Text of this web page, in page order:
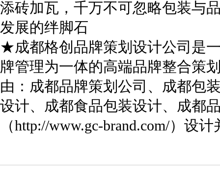
添砖加瓦，千万不可忽略包装与
发展的绊脚石
★成都格创品牌策划设计公司 是
牌管理为一体的高端品牌整合策
由： 成都品牌策划公司 、 成都包
设计、 成都食品包装设计、 成都
（http://www.gc-brand.com/）设计